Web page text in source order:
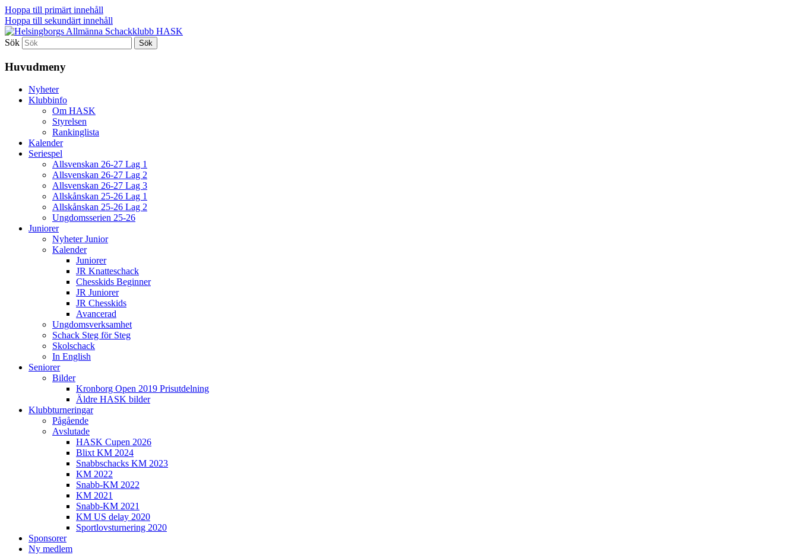
Hoppa till primärt innehåll
Hoppa till sekundärt innehåll
Helsingborgs Allmänna Schackklubb HASK
En schackklubb för alla!
Sök
Huvudmeny
Nyheter
Klubbinfo
Om HASK
Styrelsen
Rankinglista
Kalender
Seriespel
Allsvenskan 26-27 Lag 1
Allsvenskan 26-27 Lag 2
Allsvenskan 26-27 Lag 3
Allskånskan 25-26 Lag 1
Allskånskan 25-26 Lag 2
Ungdomsserien 25-26
Juniorer
Nyheter Junior
Kalender
Juniorer
JR Knatteschack
Chesskids Beginner
JR Juniorer
JR Chesskids
Avancerad
Ungdomsverksamhet
Schack Steg för Steg
Skolschack
In English
Seniorer
Bilder
Kronborg Open 2019 Prisutdelning
Äldre HASK bilder
Klubbturneringar
Pågående
Avslutade
HASK Cupen 2026
Blixt KM 2024
Snabbschacks KM 2023
KM 2022
Snabb-KM 2022
KM 2021
Snabb-KM 2021
KM US delay 2020
Sportlovsturnering 2020
Sponsorer
Ny medlem